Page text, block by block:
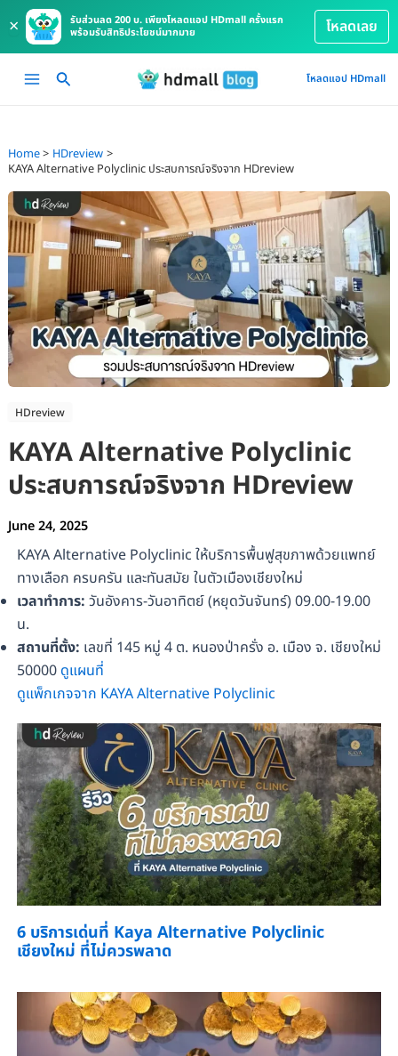
×
รับส่วนลด 200 บ. เพียงโหลดแอป HDmall ครั้งแรก
พร้อมรับสิทธิประโยชน์มากมาย
โหลดเลย
Main
โหลดแอป HDmall
Home
HDreview
KAYA Alternative Polyclinic ประสบการณ์จริงจาก HDreview
HDreview
KAYA Alternative Polyclinic
ประสบการณ์จริงจาก HDreview
June 24, 2025
KAYA Alternative Polyclinic ให้บริการพื้นฟูสุขภาพด้วยแพทย์
ทางเลือก ครบครัน และทันสมัย ในตัวเมืองเชียงใหม่
เวลาทำการ: วันอังคาร-วันอาทิตย์ (หยุดวันจันทร์) 09.00-19.00
น.
สถานที่ตั้ง: เลขที่ 145 หมู่ 4 ต. หนองป่าครั่ง อ. เมือง จ. เชียงใหม่
50000ดูแผนที่
ดูแพ็กเกจจาก KAYA Alternative Polyclinic
6 บริการเด่นที่ Kaya Alternative Polyclinic
เชียงใหม่ ที่ไม่ควรพลาด